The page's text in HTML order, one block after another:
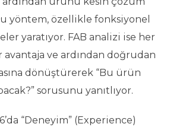
yöntem, özellikle fonksiyonel
yaratıyor. FAB analizi ise her
ve ardından doğrudan
dönüştürerek “Bu ürün
sorusunu yanıtlıyor.
“Deneyim” (Experience)